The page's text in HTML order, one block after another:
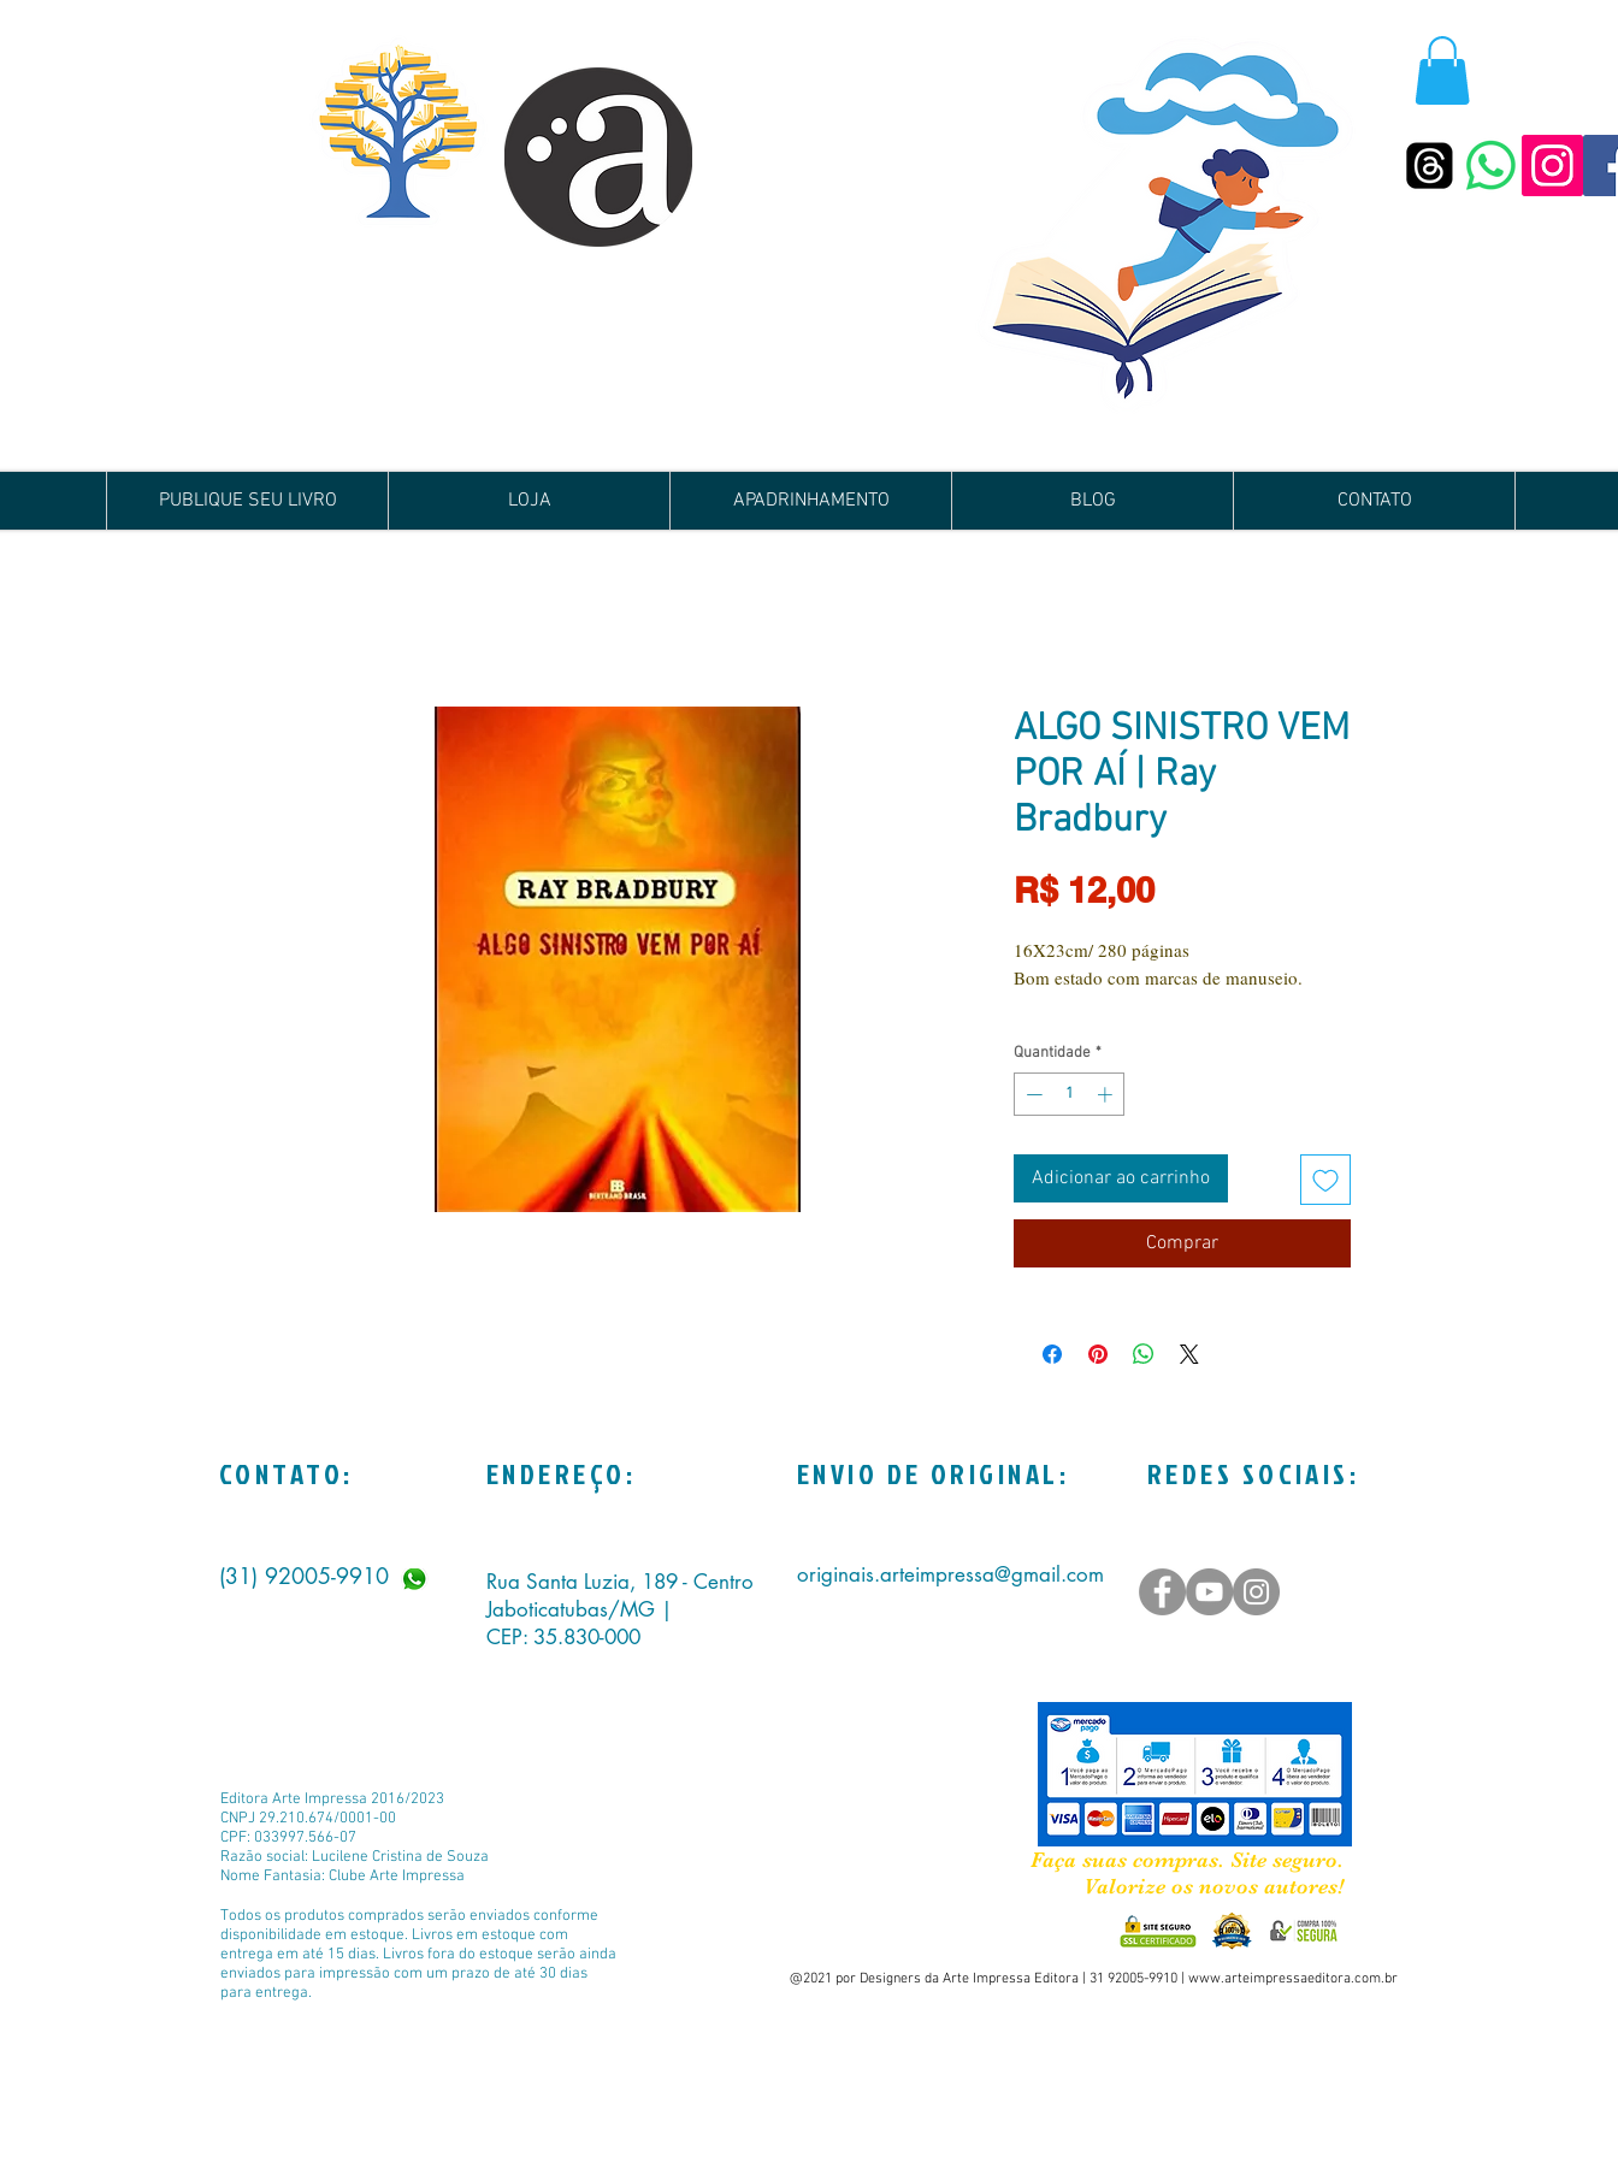
PUBLIQUE SEU LIVRO LOJA APADRINHAMENTO BLOG CONTATO
ALGO SINISTRO VEM
POR AÍ | Ray
Bradbury
R$ 12,00Preço
16X23cm/ 280 páginas
Bom estado com marcas de manuseio.
Quantidade *
Adicionar ao carrinho
Comprar
CONTATO: ENDEREÇO: ENVIO DE ORIGINAL: REDES SOCIAIS:
(31) 92005-9910
Rua Santa Luzia, 189 - Centro
Jaboticatubas/MG |
CEP: 35.830-000
originais.arteimpressa@gmail.com
Editora Arte Impressa 2016/2023
CNPJ 29.210.674/0001-00
CPF: 033997.566-07
Razão social: Lucilene Cristina de Souza
Nome Fantasia: Clube Arte Impressa
Todos os produtos comprados serão enviados conforme
disponibilidade em estoque. Livros em estoque com
entrega em até 15 dias. Livros fora do estoque serão ainda
enviados para impressão com um prazo de até 30 dias
para entrega.
Faça suas compras. Site seguro.
Valorize os novos autores!
@2021 por Designers da Arte Impressa Editora | 31 92005-9910 | www.arteimpressaeditora.com.br